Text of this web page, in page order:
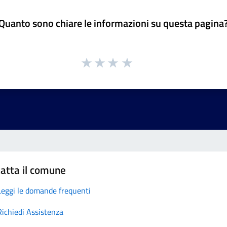
sono chiare le informazioni su questa
il comune
le domande frequenti
Assistenza